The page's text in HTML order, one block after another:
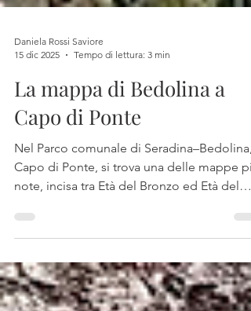
Daniela Rossi Saviore
15 dic 2025
Tempo di lettura: 3 min
La mappa di Bedolina a
Capo di Ponte
Nel Parco comunale di Seradina–Bedolina,
Ha senso considerarla “la più antica del
mondo”? Tra rettangoli, coppelle, capanne
una rosa camuna, esploriamo alcune